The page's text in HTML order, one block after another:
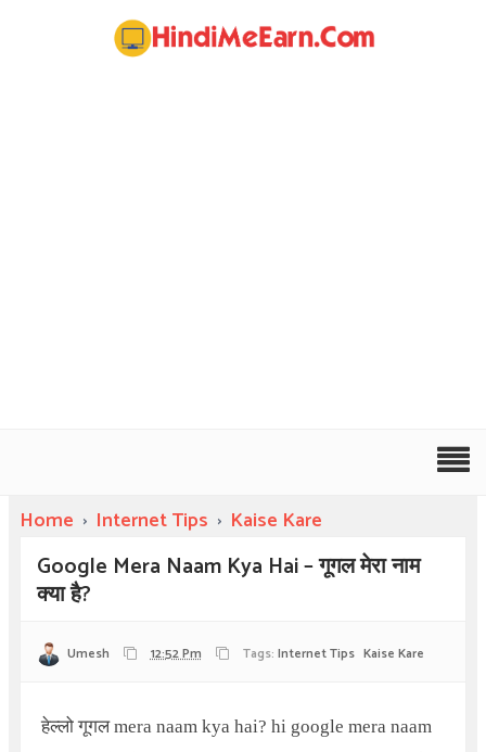
Home › Internet Tips › Kaise Kare
Google Mera Naam Kya Hai – गूगल मेरा नाम
क्या है?
Umesh 12:52 Pm Tags: Internet Tips Kaise Kare
हेल्लो गूगलmera naam kya hai? hi google mera naam